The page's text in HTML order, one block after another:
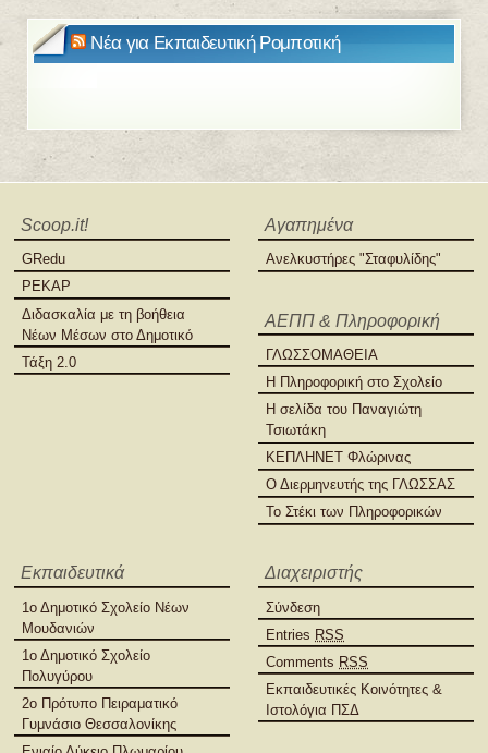
Νέα για Εκπαιδευτική Ρομποτική
Scoop.it!
GRedu
PEKAP
Διδασκαλία με τη βοήθεια
Νέων Μέσων στο Δημοτικό
Τάξη 2.0
Αγαπημένα
Ανελκυστήρες "Σταφυλίδης"
ΑΕΠΠ & Πληροφορική
ΓΛΩΣΣΟΜΑΘΕΙΑ
Η Πληροφορική στο Σχολείο
Η σελίδα του Παναγιώτη
Τσιωτάκη
ΚΕΠΛΗΝΕΤ Φλώρινας
Ο Διερμηνευτής της ΓΛΩΣΣΑΣ
Το Στέκι των Πληροφορικών
Εκπαιδευτικά
1ο Δημοτικό Σχολείο Νέων
Μουδανιών
1ο Δημοτικό Σχολείο
Πολυγύρου
2ο Πρότυπο Πειραματικό
Γυμνάσιο Θεσσαλονίκης
Διαχειριστής
Σύνδεση
Entries RSS
Comments RSS
Εκπαιδευτικές Κοινότητες &
Ιστολόγια ΠΣΔ